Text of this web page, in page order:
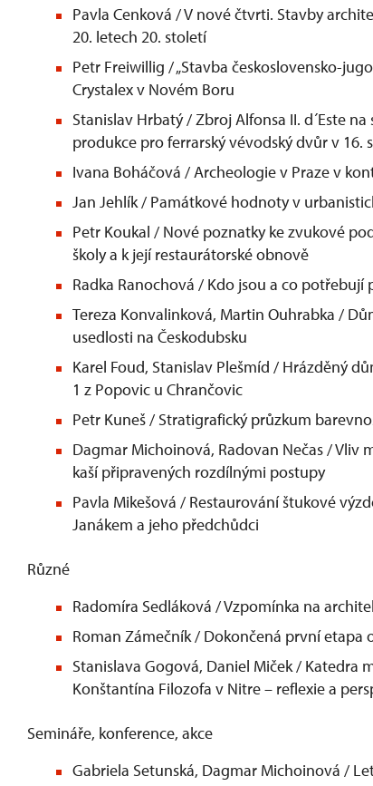
Pavla Cenková / V nové čtvrti. Stavby
20. letech 20. století
Petr Freiwillig / „Stavba československo-
Crystalex v Novém Boru
Stanislav Hrbatý / Zbroj Alfonsa II. d´Este
produkce pro ferrarský vévodský dvůr v 16.
Ivana Boháčová / Archeologie v Praze v
Jan Jehlík / Památkové hodnoty v
Petr Koukal / Nové poznatky ke zvukové
školy a k její restaurátorské obnově
Radka Ranochová / Kdo jsou a co
Tereza Konvalinková, Martin Ouhrabka /
usedlosti na Českodubsku
Karel Foud, Stanislav Plešmíd / Hrázděný
1 z Popovic u Chrančovic
Petr Kuneš / Stratigrafický průzkum
Dagmar Michoinová, Radovan Nečas / Vliv
kaší připravených rozdílnými postupy
Pavla Mikešová / Restaurování štukové
Janákem a jeho předchůdci
Různé
Radomíra Sedláková / Vzpomínka na
Roman Zámečník / Dokončená první
Stanislava Gogová, Daniel Miček / Katedra
Konštantína Filozofa v Nitre – reflexie a
Semináře, konference, akce
Gabriela Setunská, Dagmar Michoinová /